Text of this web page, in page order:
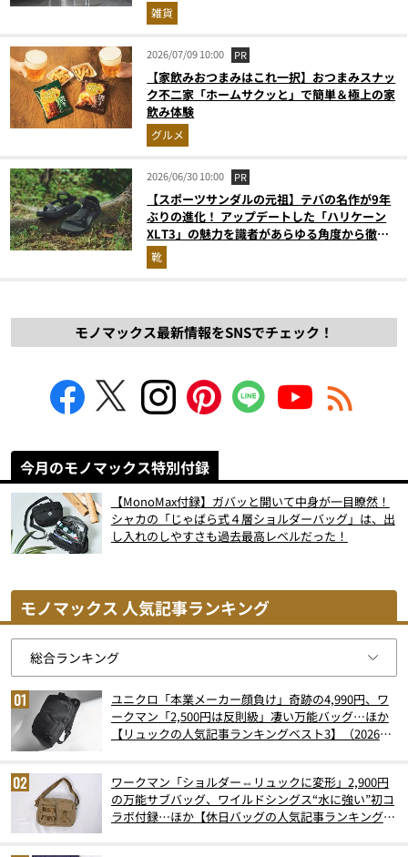
雑貨
2026/07/09 10:00 PR
【家飲みおつまみはこれ一択】おつまみスナッ
ク不二家「ホームサクッと」で簡単＆極上の家
飲み体験
グルメ
2026/06/30 10:00 PR
【スポーツサンダルの元祖】テバの名作が9年
ぶりの進化！ アップデートした「ハリケーン
XLT3」の魅力を識者があらゆる角度から徹底
解説！
靴
モノマックス最新情報をSNSでチェック！
今月のモノマックス特別付録
【MonoMax付録】ガバッと開いて中身が一目瞭然！
シャカの「じゃばら式４層ショルダーバッグ」は、出
し入れのしやすさも過去最高レベルだった！
モノマックス 人気記事ランキング
ユニクロ「本業メーカー顔負け」奇跡の4,990円、ワ
ークマン「2,500円は反則級」凄い万能バッグ…ほか
【リュックの人気記事ランキングベスト3】（2026年
ワークマン「ショルダー⇔リュックに変形」2,900円
の万能サブバッグ、ワイルドシングス“水に強い”初コ
ラボ付録…ほか【休日バッグの人気記事ランキングベ